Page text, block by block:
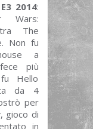
E3 2014:
Wars:
The
Non fu
a
più
Hello
da 4
per
, gioco di
in